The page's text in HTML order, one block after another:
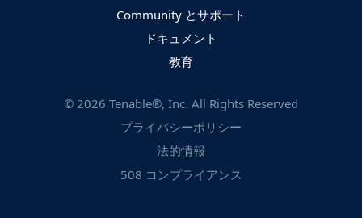
Community とサポート
ドキュメント
教育
© 2026 Tenable®, Inc. All Rights Reserved
プライバシーポリシー
法的情報
508 コンプライアンス